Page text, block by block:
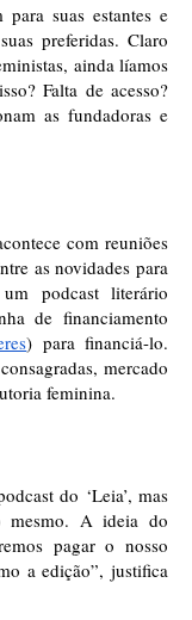
para suas estantes e
preferidas. Claro
ainda líamos
Falta de acesso?
as fundadoras e
com reuniões
as novidades para
podcast literário
de financiamento
) para financiá-lo.
mercado
feminina.
do ‘Leia’, mas
mesmo. A ideia do
pagar o nosso
a edição”, justifica